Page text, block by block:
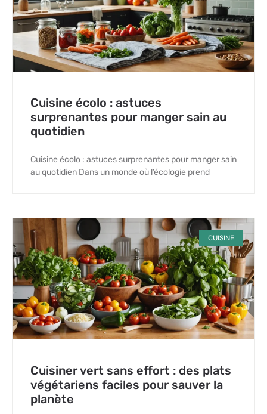
Cuisine écolo : astuces
surprenantes pour manger sain au
quotidien
Cuisine écolo : astuces surprenantes pour manger sain
au quotidien Dans un monde où l’écologie prend
CUISINE
Cuisiner vert sans effort : des plats
végétariens faciles pour sauver la
planète